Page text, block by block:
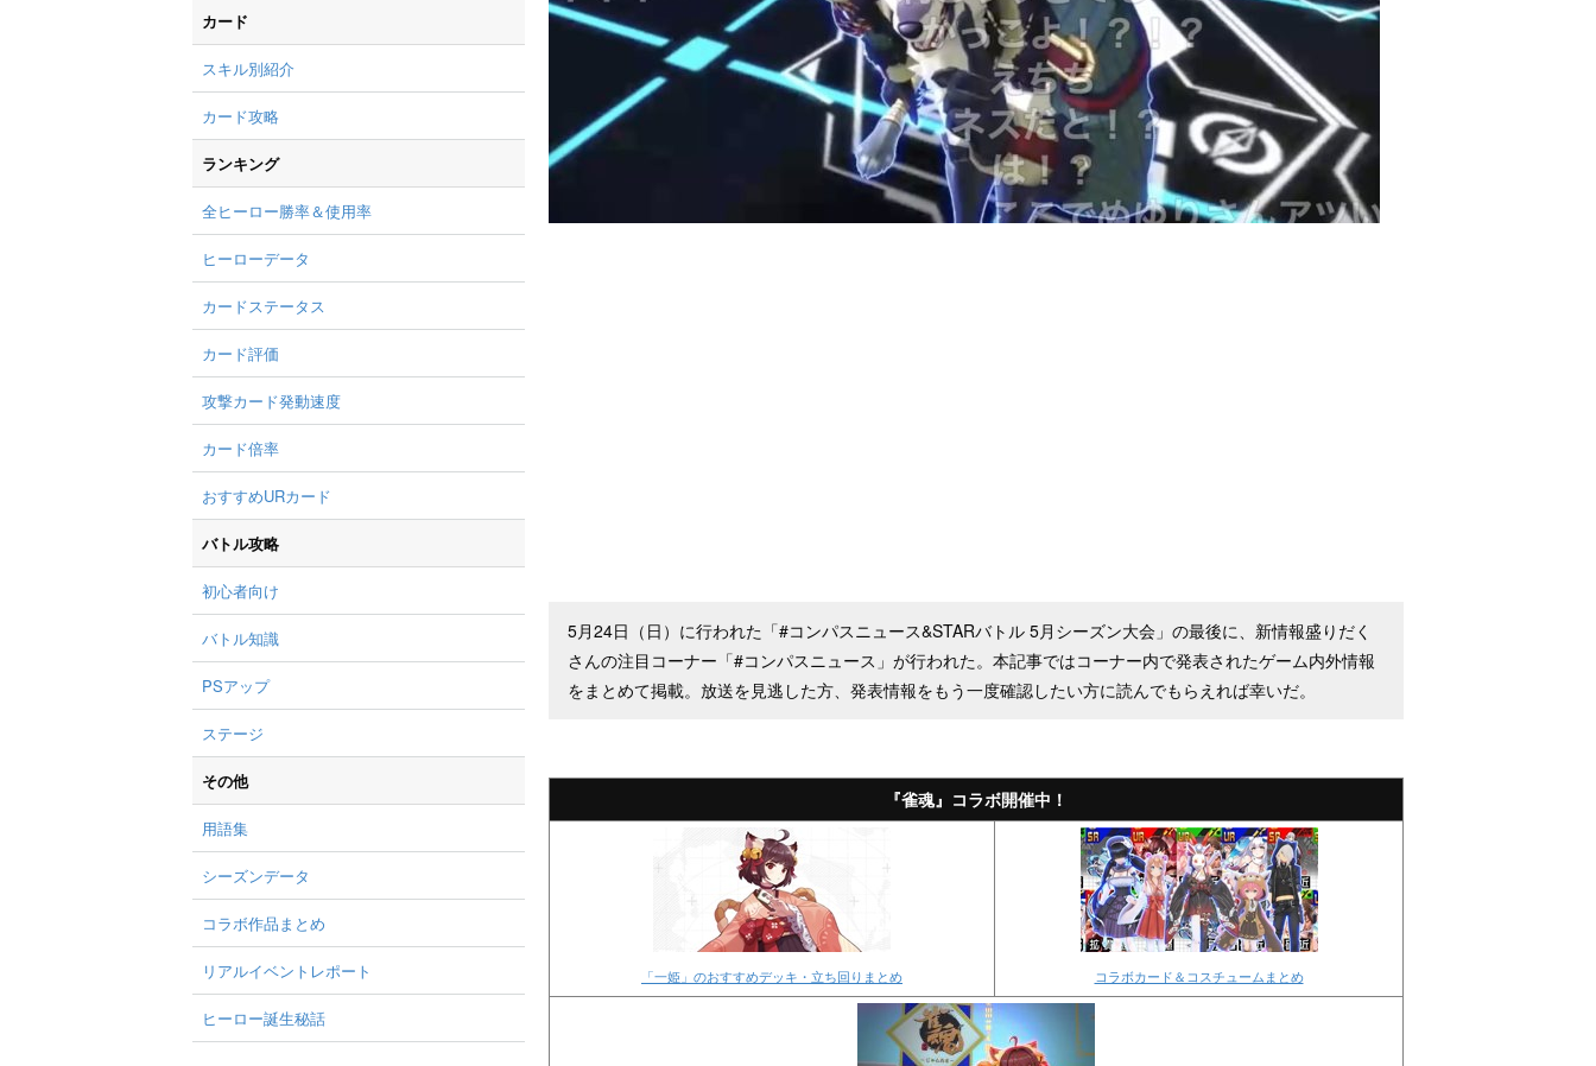
5月24日（日）に行われた「#コンパスニュース&STARバトル 5月シーズン大会」の最後に、新情報盛りだく
さんの注目コーナー「#コンパスニュース」が行われた。本記事ではコーナー内で発表されたゲーム内外情報
をまとめて掲載。放送を見逃した方、発表情報をもう一度確認したい方に読んでもらえれば幸いだ。
『雀魂』コラボ開催中！
「一姫」のおすすめデッキ・立ち回りまとめ コラボカード＆コスチュームまとめ
カード
スキル別紹介
カード攻略
ランキング
全ヒーロー勝率＆使用率
ヒーローデータ
カードステータス
カード評価
攻撃カード発動速度
カード倍率
おすすめURカード
バトル攻略
初心者向け
バトル知識
PSアップ
ステージ
その他
用語集
シーズンデータ
コラボ作品まとめ
リアルイベントレポート
ヒーロー誕生秘話